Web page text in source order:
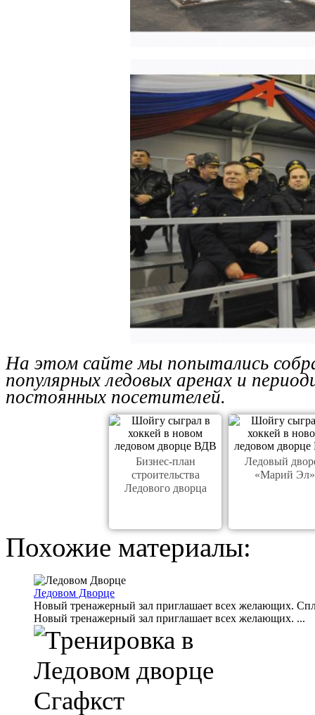
На этом сайте мы попытались
популярных ледовых аренах и
постоянных посетителей.
Бизнес-план
строительства
Ледового дворца
Ледовый
«Марий Эл»
Похожие материалы:
Ледовом Дворце
Новый тренажерный зал приглашает всех желающих.
Новый тренажерный зал приглашает всех желающих. ...